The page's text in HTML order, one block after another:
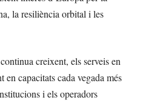
la resiliència orbital i les
creixent, els serveis en
en capacitats cada vegada més
i els operadors